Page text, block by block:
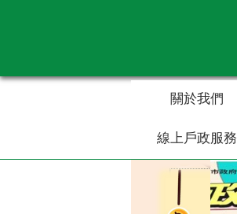
關於我們
線上戶政服務